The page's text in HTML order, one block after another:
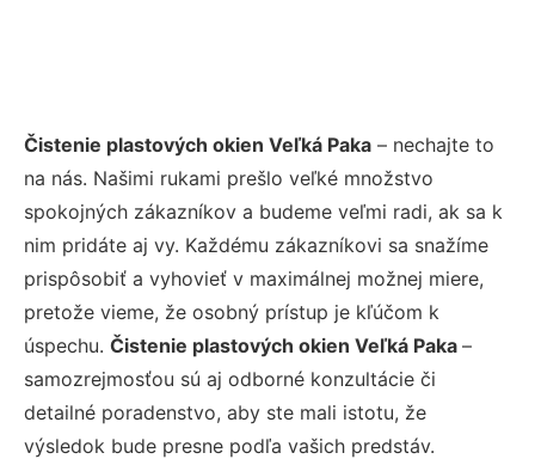
Čistenie plastových okien Veľká Paka – nechajte to
na nás. Našimi rukami prešlo veľké množstvo
spokojných zákazníkov a budeme veľmi radi, ak sa k
nim pridáte aj vy. Každému zákazníkovi sa snažíme
prispôsobiť a vyhovieť v maximálnej možnej miere,
pretože vieme, že osobný prístup je kľúčom k
úspechu. Čistenie plastových okien Veľká Paka –
samozrejmosťou sú aj odborné konzultácie či
detailné poradenstvo, aby ste mali istotu, že
výsledok bude presne podľa vašich predstáv.